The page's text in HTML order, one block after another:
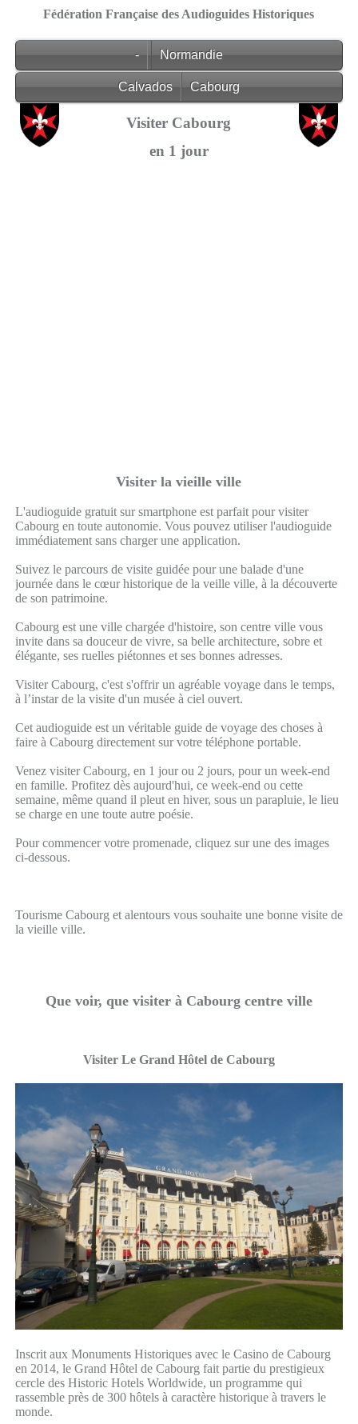
Fédération Française des Audioguides Historiques
- Normandie
Calvados Cabourg
Visiter Cabourg
en 1 jour
Visiter la vieille ville
L'audioguide gratuit sur smartphone est parfait pour visiter
Cabourg en toute autonomie. Vous pouvez utiliser l'audioguide
immédiatement sans charger une application.
Suivez le parcours de visite guidée pour une balade d'une
journée dans le cœur historique de la veille ville, à la découverte
de son patrimoine.
Cabourg est une ville chargée d'histoire, son centre ville vous
invite dans sa douceur de vivre, sa belle architecture, sobre et
élégante, ses ruelles piétonnes et ses bonnes adresses.
Visiter Cabourg, c'est s'offrir un agréable voyage dans le temps,
à l’instar de la visite d'un musée à ciel ouvert.
Cet audioguide est un véritable guide de voyage des choses à
faire à Cabourg directement sur votre téléphone portable.
Venez visiter Cabourg, en 1 jour ou 2 jours, pour un week-end
en famille. Profitez dès aujourd'hui, ce week-end ou cette
semaine, même quand il pleut en hiver, sous un parapluie, le lieu
se charge en une toute autre poésie.
Pour commencer votre promenade, cliquez sur une des images
ci-dessous.
Tourisme Cabourg et alentours vous souhaite une bonne visite de
la vieille ville.
Que voir, que visiter à Cabourg centre ville
Visiter Le Grand Hôtel de Cabourg
Inscrit aux Monuments Historiques avec le Casino de Cabourg
en 2014, le Grand Hôtel de Cabourg fait partie du prestigieux
cercle des Historic Hotels Worldwide, un programme qui
rassemble près de 300 hôtels à caractère historique à travers le
monde.